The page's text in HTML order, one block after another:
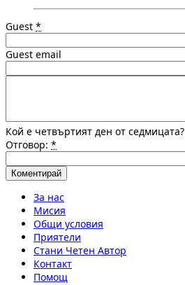
Guest *
Guest email
Кой е четвъртият ден от седмицата?
Отговор: *
За нас
Мисия
Общи условия
Приятели
Стани Четен Автор
Контакт
Помощ